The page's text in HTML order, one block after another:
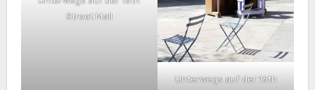
Street Mall
Unterwegs auf der 16th